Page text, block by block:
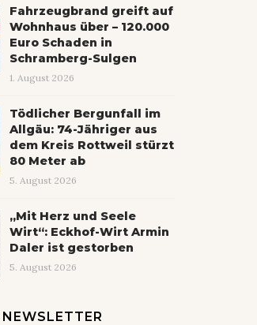
Fahrzeugbrand greift auf
Wohnhaus über – 120.000
Euro Schaden in
Schramberg-Sulgen
1. August 2026
Tödlicher Bergunfall im
Allgäu: 74-Jähriger aus
dem Kreis Rottweil stürzt
80 Meter ab
5. August 2026
„Mit Herz und Seele
Wirt“: Eckhof-Wirt Armin
Daler ist gestorben
5. August 2026